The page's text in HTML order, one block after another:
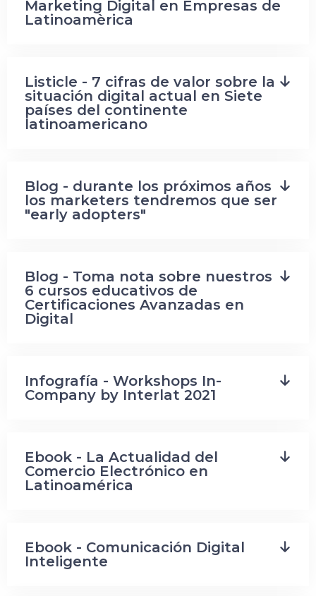
Marketing Digital en Empresas de
Latinoamèrica
Listicle - 7 cifras de valor sobre la
situación digital actual en Siete
países del continente
latinoamericano
Blog - durante los próximos años
los marketers tendremos que ser
"early adopters"
Blog - Toma nota sobre nuestros
6 cursos educativos de
Certificaciones Avanzadas en
Digital
Infografía - Workshops In-
Company by Interlat 2021
Ebook - La Actualidad del
Comercio Electrónico en
Latinoamérica
Ebook - Comunicación Digital
Inteligente